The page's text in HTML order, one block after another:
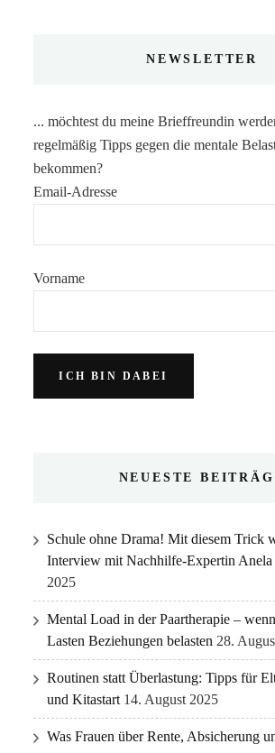
NEWSLETTER
... möchtest du meine Brieffreundin
regelmäßig Tipps gegen die mentale
bekommen?
Email-Adresse
Vorname
NEUESTE
Schule ohne Drama! Mit diesem Trick
Interview mit Nachhilfe-Expertin Anela
2025
Mental Load in der Paartherapie –
Lasten Beziehungen belasten 28.
Routinen statt Überlastung: Tipps für
und Kitastart 14. August 2025
Was Frauen über Rente, Absicherung